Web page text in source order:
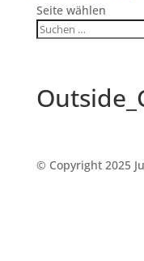
Seite wählen
© Copyright 2025